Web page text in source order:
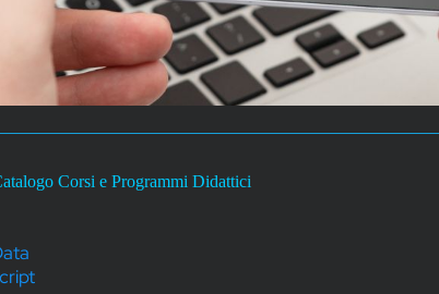
Corsi e Programmi Didattici